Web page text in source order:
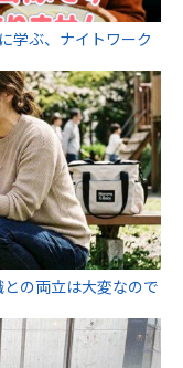
学ぶ、ナイトワーク
の両立は大変なので